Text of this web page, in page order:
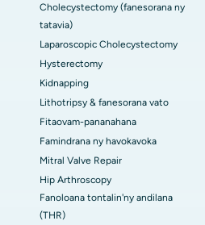
Cholecystectomy (fanesorana ny
tatavia)
Laparoscopic Cholecystectomy
Hysterectomy
Kidnapping
Lithotripsy & fanesorana vato
Fitaovam-pananahana
Famindrana ny havokavoka
Mitral Valve Repair
Hip Arthroscopy
Fanoloana tontalin'ny andilana
(THR)